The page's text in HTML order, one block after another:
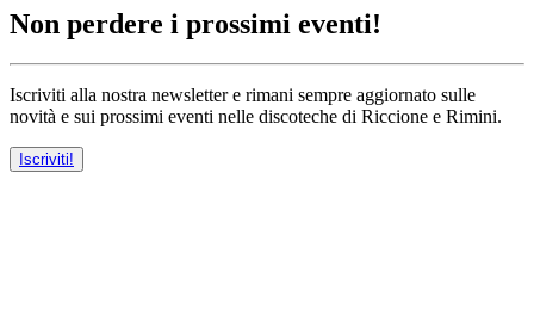
Non perdere i prossimi eventi!
Iscriviti alla nostra newsletter e rimani sempre aggiornato sulle
novità e sui prossimi eventi nelle discoteche di Riccione e Rimini.
Iscriviti!